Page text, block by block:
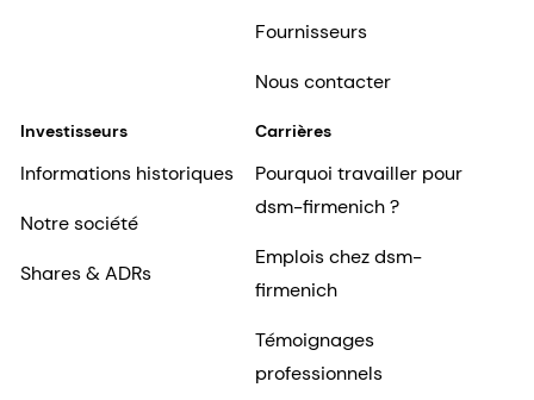
Fournisseurs
Nous contacter
Investisseurs
Informations historiques
Notre société
Shares & ADRs
Carrières
Pourquoi travailler pour
dsm-firmenich ?
Emplois chez dsm-
firmenich
Témoignages
professionnels